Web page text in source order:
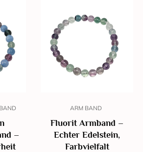
–
ARM BAND
Fluorit Armband –
Echter Edelstein,
Farbvielfalt